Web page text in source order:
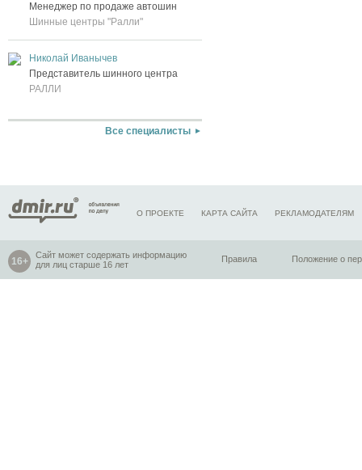
Менеджер по продаже автошин
Шинные центры "Ралли"
Николай Иванычев
Представитель шинного центра
РАЛЛИ
Все специалисты
О ПРОЕКТЕ КАРТА САЙТА РЕКЛАМОДАТЕЛЯМ
Сайт может содержать информацию
для лиц старше 16 лет
Правила Положение о